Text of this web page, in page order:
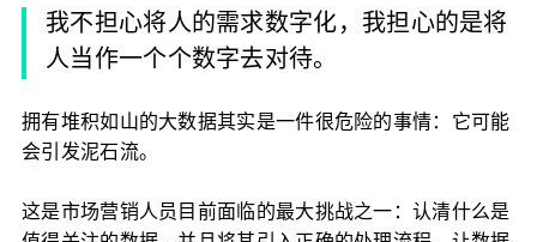
我不担心将人的需求数字化，我担心的是将
人当作一个个数字去对待。
拥有堆积如山的大数据其实是一件很危险的事情：它可能
会引发泥石流。
这是市场营销人员目前面临的最大挑战之一：认清什么是